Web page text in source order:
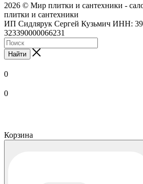
2026 © Мир плитки и сантехники -
плитки и сантехники
ИП Сидлярук Сергей Кузьмич ИНН:
323390000066231
Найти
0
0
Корзина